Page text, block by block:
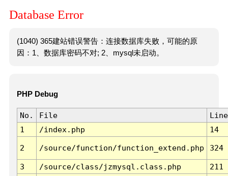
Database Error
(1040) 365建站错误警告：连接数据库失败，可能的原
因：1、数据库密码不对; 2、mysql未启动。
PHP Debug
No. File
Line
1
/index.php 14
2 /source/function/function_extend.php 324
3 /source/class/jzmysql.class.php
211